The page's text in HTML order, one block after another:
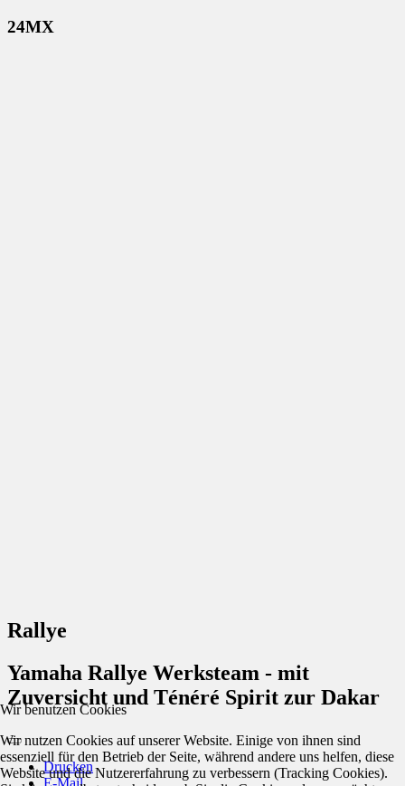
24MX
Rallye
Yamaha Rallye Werksteam - mit
Zuversicht und Ténéré Spirit zur Dakar
Drucken
Wir benutzen Cookies
Wir nutzen Cookies auf unserer Website. Einige von ihnen sind
essenziell für den Betrieb der Seite, während andere uns helfen, diese
Website und die Nutzererfahrung zu verbessern (Tracking Cookies).